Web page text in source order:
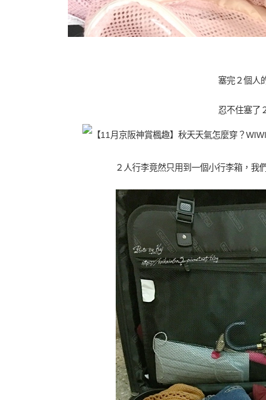
塞完２個人
忍不住塞了
２人行李竟然只用到一個小行李箱，我